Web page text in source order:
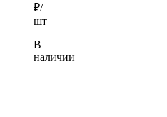
₽/
шт
В
наличии